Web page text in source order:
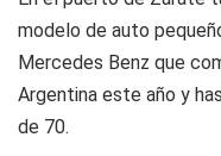
modelo de auto
Mercedes Benz que
Argentina este año y
de 70.